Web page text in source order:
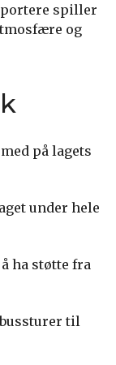
spiller
og
på lagets
under hele
ha støtte fra
til